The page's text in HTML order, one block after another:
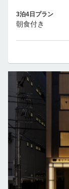
3泊4日プラン
朝食付き